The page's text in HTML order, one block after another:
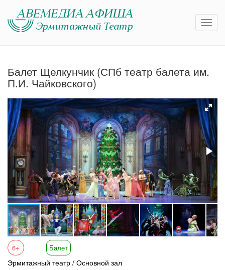
Балет Щелкунчик (СПб театр балета им.
П.И. Чайковского)
6+ Балет
Эрмитажный театр / Основной зал